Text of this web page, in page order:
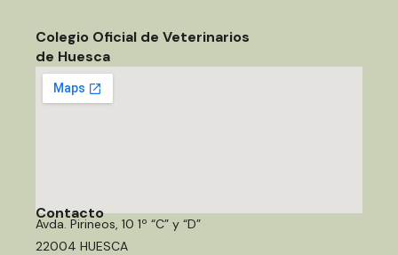
Colegio Oficial de Veterinarios
de Huesca
Contacto
Avda. Pirineos, 10 1º “C” y “D”
22004 HUESCA